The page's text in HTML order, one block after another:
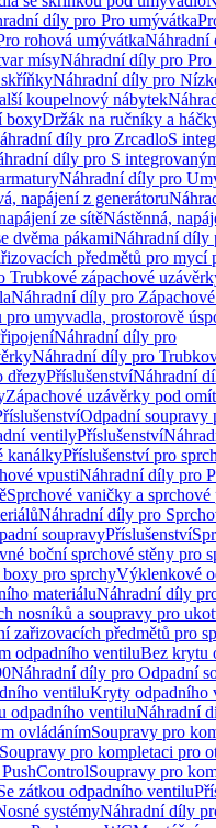
díly pro Pro umývátka
rohová umývátkaNáhradní
mísyNáhradní díly pro Pro
Náhradní díly pro
koupelnový nábytek
boxyDržák na ručníky a
díly pro ZrcadloS
díly pro S
Náhradní díly pro
napájení z generátoru
ze sítěNástěnná,
dvěma pákamiNáhradní díly
předmětů pro mycí
Trubkové zápachové
Náhradní díly pro
umyvadla, prostorově
Náhradní díly pro
Náhradní díly pro
dřezyPříslušenstvíNáhradní
Zápachové uzávěrky pod
Odpadní soupravy
ventilyPříslušenství
kanálkyPříslušenství pro
vpustiNáhradní díly pro
Sprchové vaničky a
Náhradní díly pro
soupravyPříslušenství
boční sprchové stěny pro
pro sprchyVýklenkové
materiáluNáhradní díly
nosníků a soupravy pro
zařizovacích předmětů pro
odpadního ventiluBez krytu
Náhradní díly pro Odpadní
ventiluKryty odpadního
odpadního ventiluNáhradní
ovládánímSoupravy pro
Soupravy pro kompletaci pro
Soupravy pro
zátkou odpadního ventilu
systémyNáhradní díly